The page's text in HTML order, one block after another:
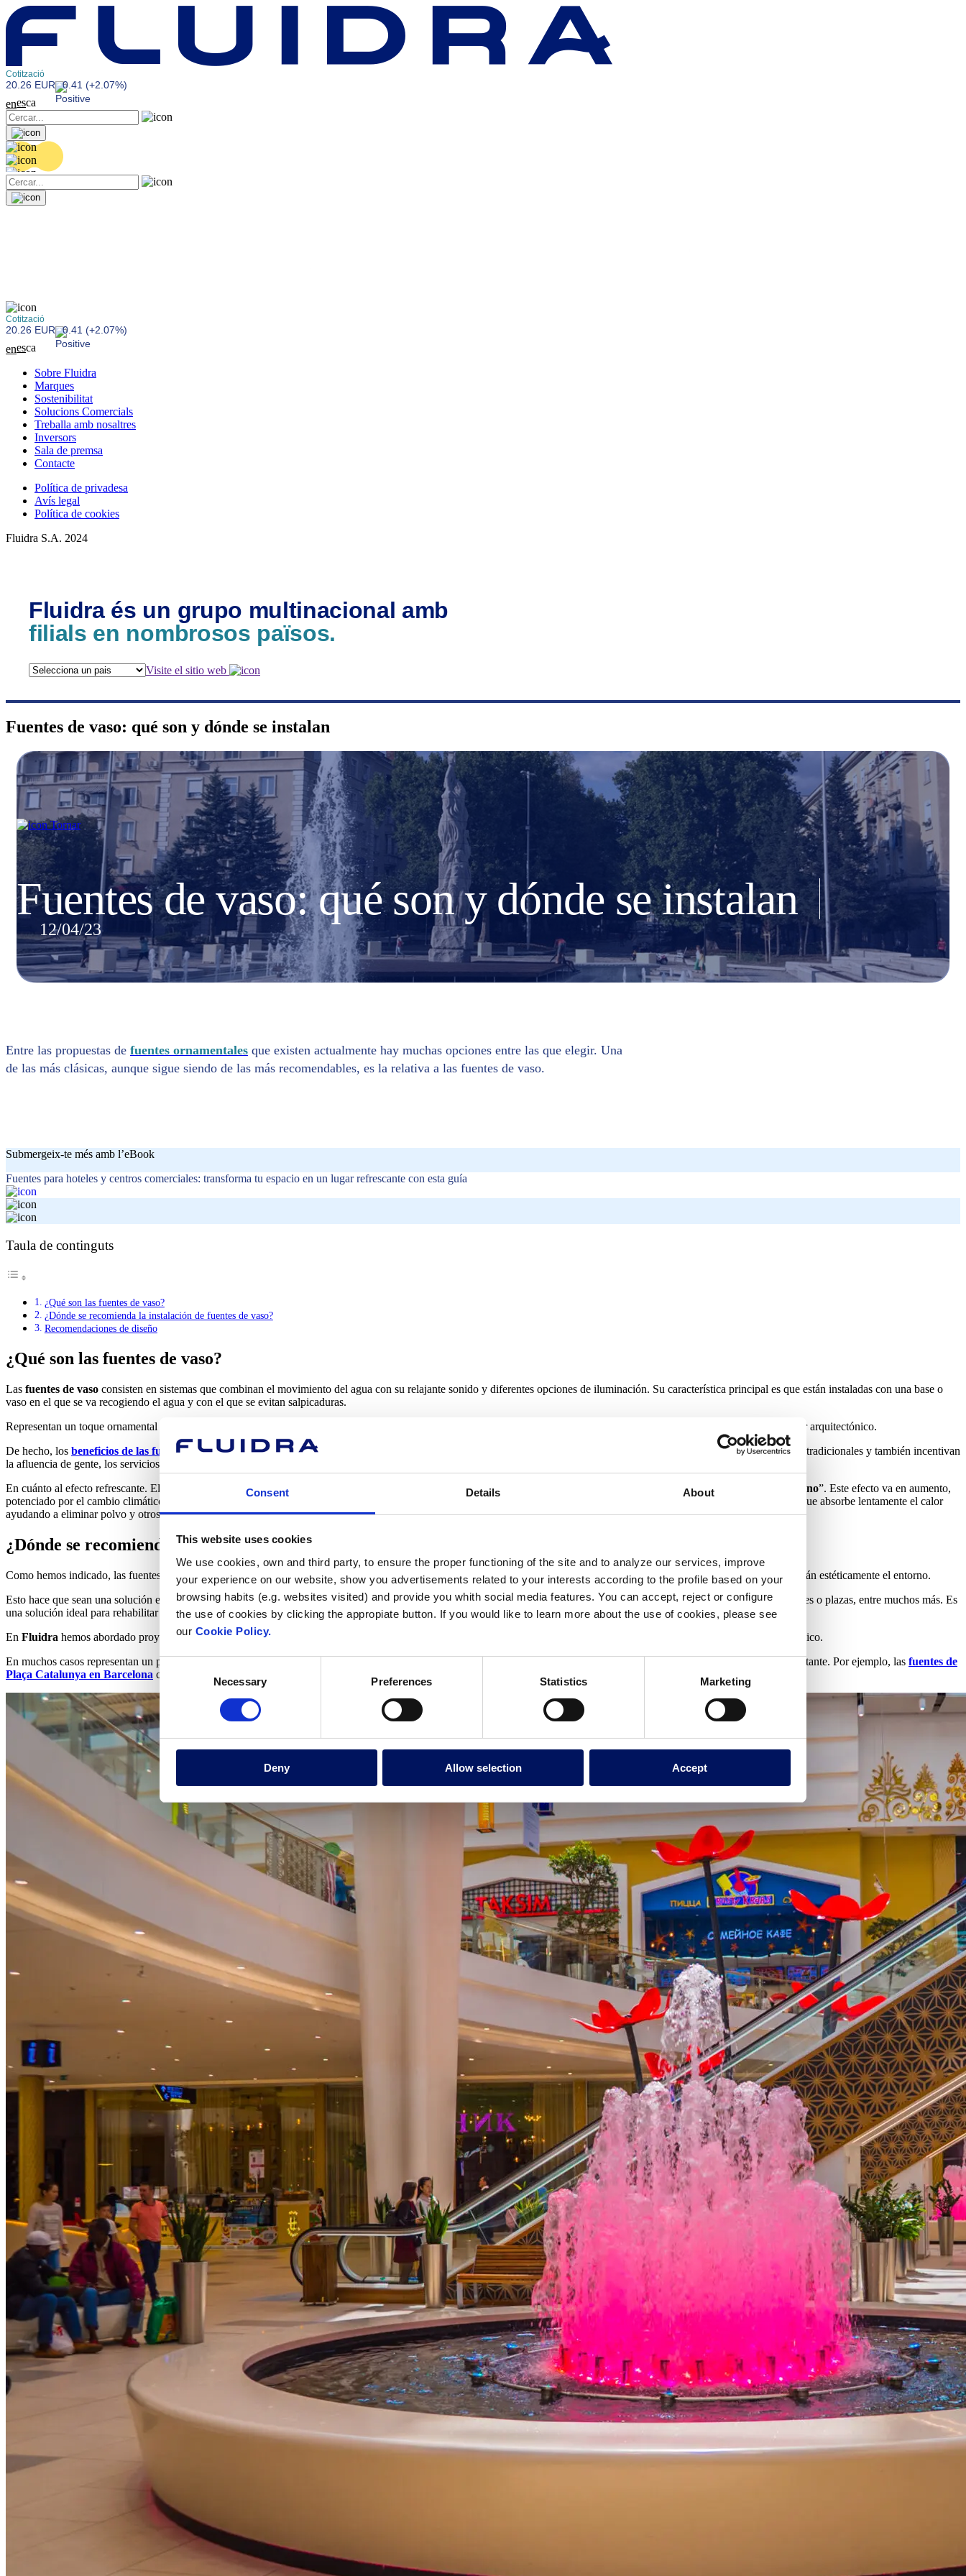
Consent Details About
This website uses cookies
We use cookies, own and third party, to ensure the proper functioning of the site and to analyze our services, improve
your experience on our website, show you advertisements related to your interests according to the profile based on your
browsing habits (e.g. websites visited) and provide you whith social media features. You can accept, reject or configure
the use of cookies by clicking the appropiate button. If you would like to learn more about the use of cookies, please see
our Cookie Policy.
Consent
Selection
Necessary Preferences Statistics Marketing
Deny Allow selection Accept
Cotització
20.26 EUR 0.41 (+2.07%)
enesca
Cotització
20.26 EUR 0.41 (+2.07%)
enesca
Sobre Fluidra
Marques
Sostenibilitat
Solucions Comercials
Treballa amb nosaltres
Inversors
Sala de premsa
Contacte
Política de privadesa
Avís legal
Política de cookies
Fluidra S.A. 2024
Fluidra és un grupo multinacional amb
filials en nombrosos països.
Visite el sitio web
Fuentes de vaso: qué son y dónde se instalan
Tornar
Fuentes de vaso: qué son y dónde se instalan
12/04/23
Entre las propuestas de fuentes ornamentales que existen actualmente hay muchas opciones entre las que elegir. Una
de las más clásicas, aunque sigue siendo de las más recomendables, es la relativa a las fuentes de vaso.
Submergeix-te més amb l’eBook
Fuentes para hoteles y centros comerciales: transforma tu espacio en un lugar refrescante con esta guía
Taula de continguts
¿Qué son las fuentes de vaso?
¿Dónde se recomienda la instalación de fuentes de vaso?
Recomendaciones de diseño
¿Qué son las fuentes de vaso?
Las fuentes de vaso consisten en sistemas que combinan el movimiento del agua con su relajante sonido y diferentes opciones de iluminación. Su característica principal es que están instaladas con una base o
vaso en el que se va recogiendo el agua y con el que se evitan salpicaduras.
Representan un toque ornamental muy atractivo tanto como
como también en exteriores, ya que escultoricamente pueden tener también un gran valor arquitectónico.
De hecho, los beneficios de las fuentes de aguaen entornos urbanos son notorios, dado que embellecen el espacio, aportan un efecto refrescante frente a las «selvas de asfalto» tradicionales y también incentivan
la afluencia de gente, los servicios adyacentes y el turismo.
En cuánto al efecto refrescante. El proceso de urbanización de las ciudades genera un aumento de la temperatura en el interior de las mismas, conocido como “
isla de calor urbano”. Este efecto va en aumento,
potenciado por el cambio climático. El agua de las fuentes puede reducir la temperatura por evaporación, transportando el calor fuera de la ciudad, actuando como un regulador que absorbe lentamente el calor
ayudando a eliminar polvo y otros contaminantes en suspensión en el aire.
¿Dónde se recomienda la instalación de fuentes de vaso?
Como hemos indicado, las fuentes de vaso son aptas para espacios interiores y exteriores, así como también para jardines y espacios verdes. En cualquiera de ellos enriquecerán estéticamente el entorno.
Esto hace que sean una solución escogida preferentemente para hoteles, parques acuáticos, resorts, centros comerciales, así como también para jardines públicos, rotondas, parques o plazas, entre muchos más. Es
una solución ideal para rehabilitar y rejuvenecer cualquiera de estos espacios.
En Fluidra hemos abordado proyectos de fuentes ornamentales de vaso en todo tipo de espacios en diferentes países. Siempre aportan frescor, ornamentación y valor arquitectónico.
En muchos casos representan un punto de encuentro, dinamización social y de los negocios circundantes. Si están en espacios públicos, se convierten en un punto turístico importante. Por ejemplo, las fuentes de
Plaça Catalunya en Barcelona cuentan con espectáculos programados de agua y luz, que atraen a millones de visitantes todos los años.